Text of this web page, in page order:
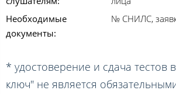
Необходимые
документы:
№ СНИЛС,
* удостоверение и сдача тестов
ключ" не является